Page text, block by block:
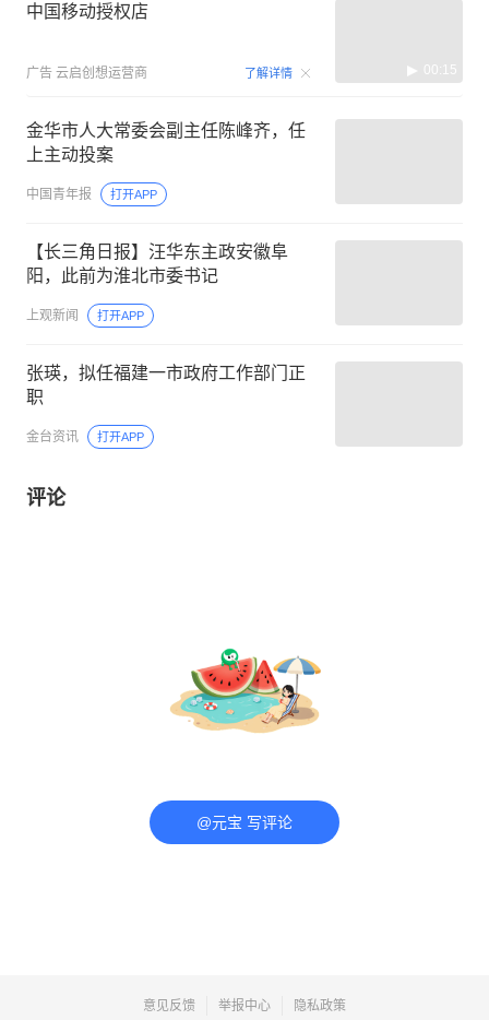
中国移动授权店
广告 云启创想运营商 了解详情 00:15
金华市人大常委会副主任陈峰齐，任
上主动投案
中国青年报 打开APP
【长三角日报】汪华东主政安徽阜
阳，此前为淮北市委书记
上观新闻 打开APP
张瑛，拟任福建一市政府工作部门正
职
金台资讯 打开APP
评论
@元宝 写评论
意见反馈 举报中心 隐私政策